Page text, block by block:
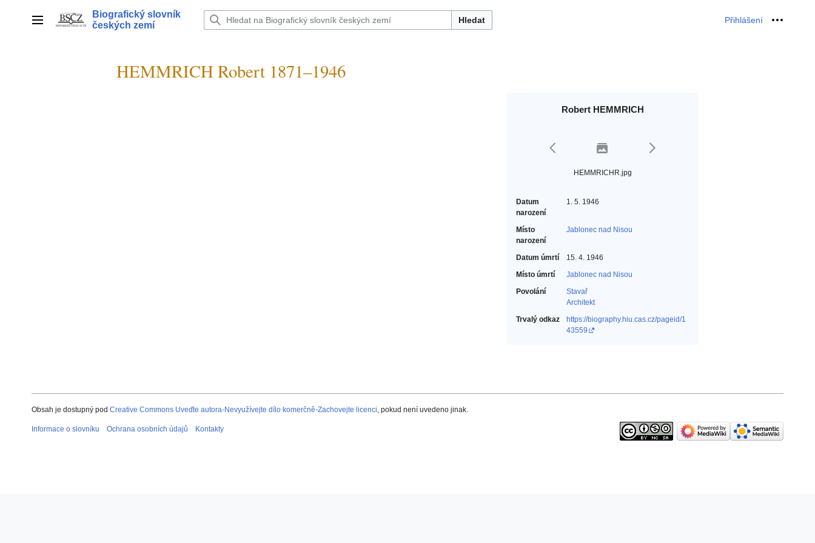
Hlavní menu
Biografický slovník
českých zemí
Hledat Přihlášení Osobní
HEMMRICH Robert 1871–1946
Robert HEMMRICH
HEMMRICHR.jpg
Datum
narození
1. 5. 1946
Místo
narození
Jablonec nad Nisou
Datum úmrtí
15. 4. 1946
Místo úmrtí
Jablonec nad Nisou
Povolání
Stavař‎
Architekt‎
Trvalý odkaz
https://biography.hiu.cas.cz/pageid/1
43559
Obsah je dostupný pod Creative Commons Uveďte autora-Nevyužívejte dílo komerčně-Zachovejte licenci, pokud není uvedeno jinak.
Informace o slovníku Ochrana osobních údajů Kontakty